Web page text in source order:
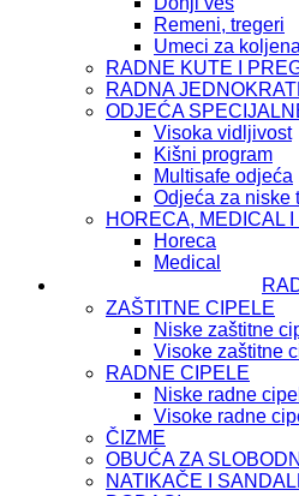
Remeni, tregeri
Umeci za koljena
RADNE KUTE I
RADNA
ODJEĆA
Visoka vidljivost
Kišni program
Multisafe odjeća
Odjeća za niske
HORECA, MEDICAL I
Horeca
Medical
ZAŠTITNE CIPELE
Niske zaštitne
Visoke zaštitne
RADNE CIPELE
Niske radne
Visoke radne
ČIZME
OBUĆA ZA
NATIKAČE I